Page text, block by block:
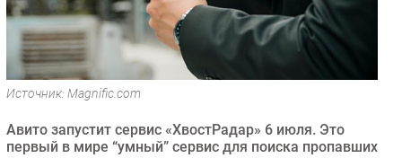
Безопасность
Инновации
CIO/Управление ИТ
Гаджеты
Здоровье
Источник: Magnific.com
Авито запустит сервис «ХвостРадар» 6 июля. Это
первый в мире “умный” сервис для поиска пропавших